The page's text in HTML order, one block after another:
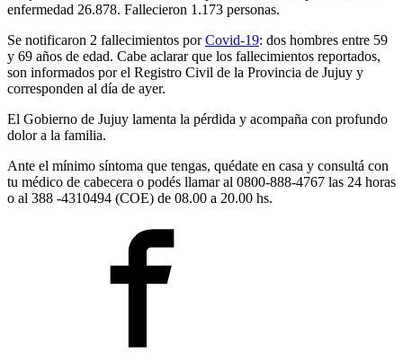
enfermedad 26.878. Fallecieron 1.173 personas.
Se notificaron 2 fallecimientos porCovid-19: dos hombres entre 59
y 69 años de edad. Cabe aclarar que los fallecimientos reportados,
son informados por el Registro Civil de la Provincia de Jujuy y
corresponden al día de ayer.
El Gobierno de Jujuy lamenta la pérdida y acompaña con profundo
dolor a la familia.
Ante el mínimo síntoma que tengas, quédate en casa y consultá con
tu médico de cabecera o podés llamar al 0800-888-4767 las 24 horas
o al 388 -4310494 (COE) de 08.00 a 20.00 hs.